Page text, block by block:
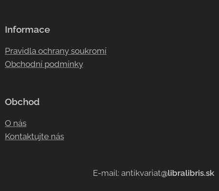
Informace
Pravidla ochrany soukromí
Obchodní podmínky
Obchod
O nás
Kontaktujte nás
E-mail: antikvariat@libralibris.sk